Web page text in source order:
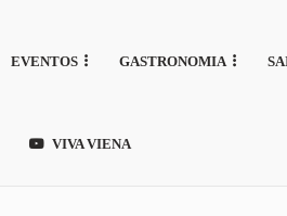
EVENTOS GASTRONOMIA
VIVA VIENA